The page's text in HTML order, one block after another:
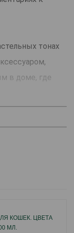
тонах
в доме, где
не наносит
никаких
КОШЕК. ЦВЕТА
МЛ.